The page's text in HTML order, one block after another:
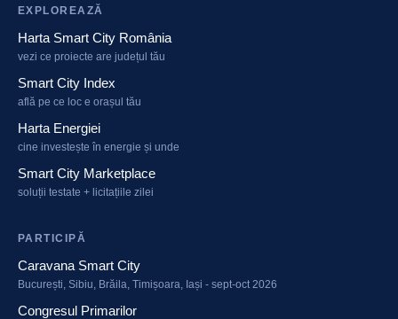
EXPLOREAZĂ
Harta Smart City România
vezi ce proiecte are județul tău
Smart City Index
află pe ce loc e orașul tău
Harta Energiei
cine investește în energie și unde
Smart City Marketplace
soluții testate + licitațiile zilei
PARTICIPĂ
Caravana Smart City
București, Sibiu, Brăila, Timișoara, Iași - sept-oct 2026
Congresul Primarilor